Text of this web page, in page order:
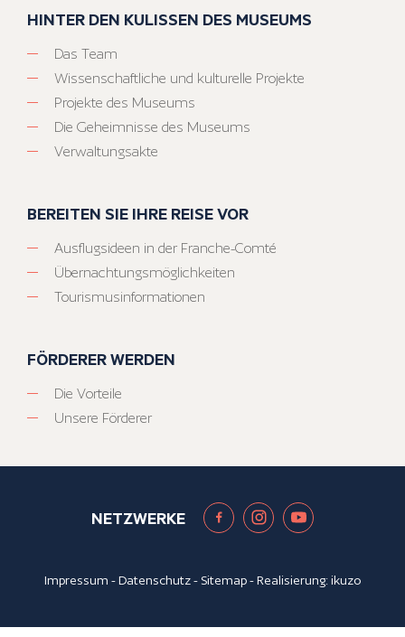
HINTER DEN KULISSEN DES MUSEUMS
Das Team
Wissenschaftliche und kulturelle Projekte
Projekte des Museums
Die Geheimnisse des Museums
Verwaltungsakte
BEREITEN SIE IHRE REISE VOR
Ausflugsideen in der Franche-Comté
Übernachtungsmöglichkeiten
Tourismusinformationen
FÖRDERER WERDEN
Die Vorteile
Unsere Förderer
NETZWERKE
Impressum -Datenschutz- Sitemap- Realisierung:ikuzo